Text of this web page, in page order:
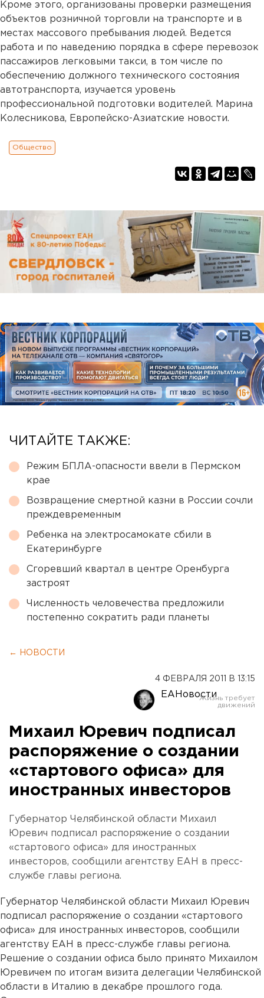
Кроме этого, организованы проверки размещения
объектов розничной торговли на транспорте и в
местах массового пребывания людей. Ведется
работа и по наведению порядка в сфере перевозок
пассажиров легковыми такси, в том числе по
обеспечению должного технического состояния
автотранспорта, изучается уровень
профессиональной подготовки водителей. Марина
Колесникова, Европейско-Азиатские новости.
Общество
ЧИТАЙТЕ ТАКЖЕ:
Режим БПЛА-опасности ввели в Пермском
крае
Возвращение смертной казни в России сочли
преждевременным
Ребенка на электросамокате сбили в
Екатеринбурге
Сгоревший квартал в центре Оренбурга
застроят
Численность человечества предложили
постепенно сократить ради планеты
← НОВОСТИ
4 ФЕВРАЛЯ 2011 В 13:15
ЕАНовости
Михаил Юревич подписал
распоряжение о создании
«стартового офиса» для
иностранных инвесторов
Губернатор Челябинской области Михаил
Юревич подписал распоряжение о создании
«стартового офиса» для иностранных
инвесторов, сообщили агентству ЕАН в пресс-
службе главы региона.
Губернатор Челябинской области Михаил Юревич
подписал распоряжение о создании «стартового
офиса» для иностранных инвесторов, сообщили
агентству ЕАН в пресс-службе главы региона.
Решение о создании офиса было принято Михаилом
Юревичем по итогам визита делегации Челябинской
области в Италию в декабре прошлого года.